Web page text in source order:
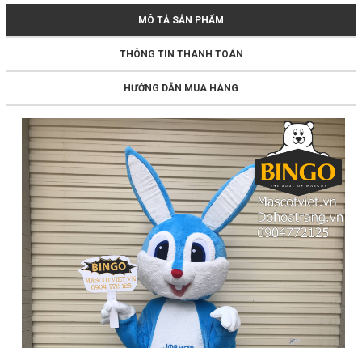
MÔ TẢ SẢN PHẨM
THÔNG TIN THANH TOÁN
HƯỚNG DẪN MUA HÀNG